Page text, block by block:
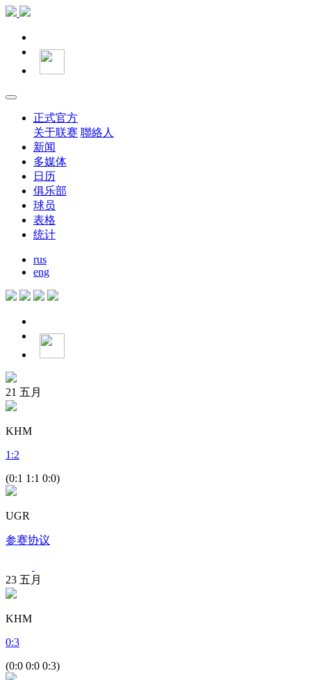
正式官方
关于联赛 聯絡人
新闻
多媒体
日历
俱乐部
球员
表格
统计
rus
eng
21 五月
KHM
1 :2
(0:1 1:1 0:0)
UGR
参赛协议
23 五月
KHM
0:3
(0:0 0:0 0:3)